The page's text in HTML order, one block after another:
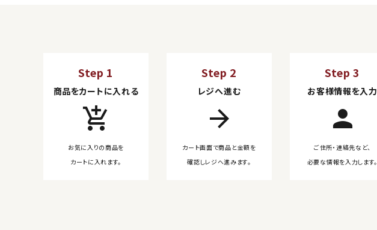
Step 1
商品をカートに入れる
add_shopping_cart
お気に入りの商品を
カートに入れます。
Step 2
レジへ進む
arrow_forward
カート画面で商品と金額を
確認しレジへ進みます。
Step 3
お客様情報を入力
person
ご住所・連絡先など、
必要な情報を入力します。